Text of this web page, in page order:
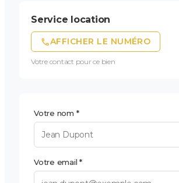
Service location
phoneAFFICHER LE NUMÉRO
Votre contact pour ce bien
Votre nom *
Votre email *